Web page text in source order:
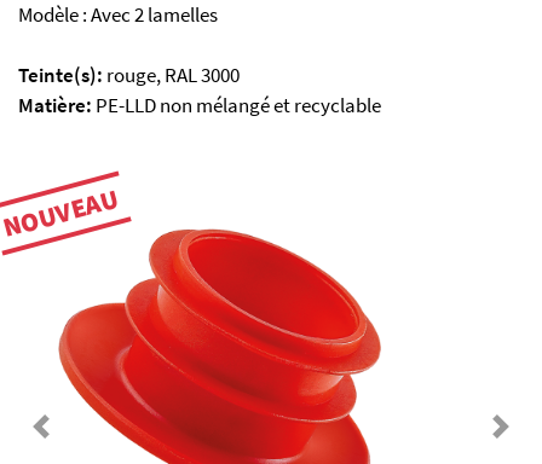
Modèle : Avec 2 lamelles
Teinte(s): rouge, RAL 3000
Matière: PE-LLD non mélangé et recyclable
Previous Next